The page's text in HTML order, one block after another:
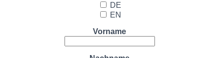
DE
EN
Vorname